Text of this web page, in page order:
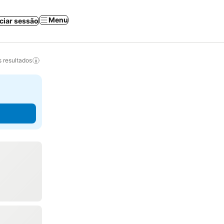
sessão Menu
resultados